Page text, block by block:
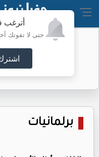
أترغب
حتى لا تفوتك
تهبط
برلمانيات